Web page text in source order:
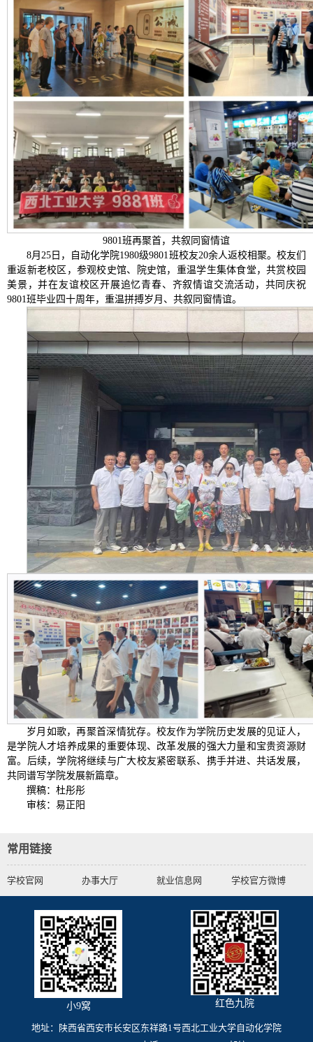
9801班再聚首，共叙同窗情谊
8月25日，自动化学院1980级9801班校友20余人返校相聚。校友们
重返新老校区，参观校史馆、院史馆，重温学生集体食堂，共赏校园
美景，并在友谊校区开展追忆青春、齐叙情谊交流活动，共同庆祝
9801班毕业四十周年，重温拼搏岁月、共叙同窗情谊。
岁月如歌，再聚首深情犹存。校友作为学院历史发展的见证人，
是学院人才培养成果的重要体现、改革发展的强大力量和宝贵资源财
富。后续，学院将继续与广大校友紧密联系、携手并进、共话发展，
共同谱写学院发展新篇章。
撰稿：杜彤彤
审核：易正阳
常用链接
学校官网 办事大厅 就业信息网 学校官方微博
小9窝 红色九院
地址：陕西省西安市长安区东祥路1号西北工业大学自动化学院